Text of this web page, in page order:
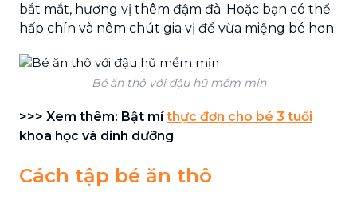
bắt mắt, hương vị thêm đậm đà. Hoặc bạn có thể
hấp chín và nêm chút gia vị để vừa miệng bé hơn.
Bé ăn thô với đậu hũ mềm mịn
>>> Xem thêm: Bật míthực đơn cho bé 3 tuổi
khoa học và dinh dưỡng
Cách tập bé ăn thô